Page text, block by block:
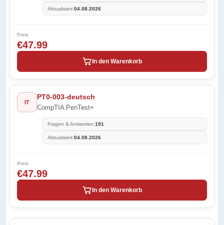
Aktualisiert:04.08.2026
Preis
€47.99
In den Warenkorb
IT
PT0-003-deutsch
CompTIA PenTest+
Fragen & Antworten:191
Aktualisiert:04.08.2026
Preis
€47.99
In den Warenkorb